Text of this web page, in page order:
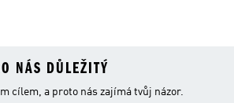
NÁS DŮLEŽITÝ
cílem, a proto nás zajímá tvůj názor.